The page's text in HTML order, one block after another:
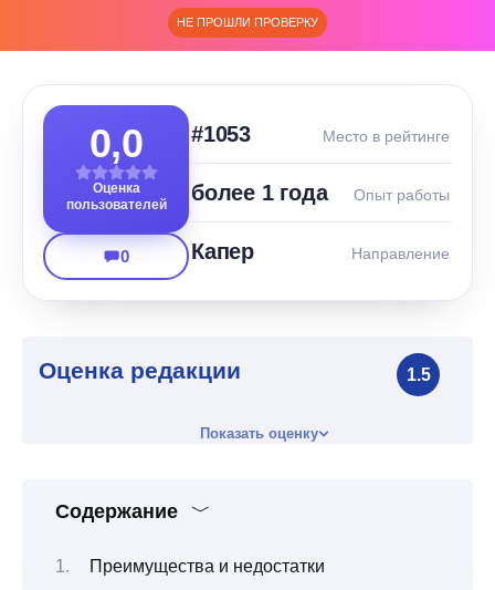
НЕ ПРОШЛИ ПРОВЕРКУ
0,0
Оценка
пользователей
0
#1053 Место в рейтинге
более 1 года Опыт работы
Капер Направление
Оценка редакции 1.5
Показать оценку
Содержание
Преимущества и недостатки